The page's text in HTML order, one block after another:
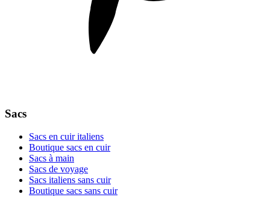
Sacs
Sacs en cuir italiens
Boutique sacs en cuir
Sacs à main
Sacs de voyage
Sacs italiens sans cuir
Boutique sacs sans cuir